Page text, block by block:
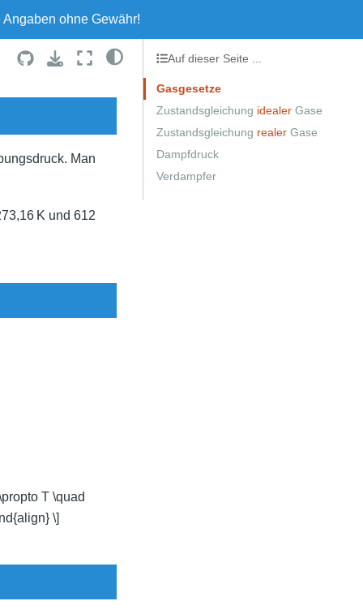
ohne Gewähr!
Man
K und 612
T \quad
\]
Auf dieser Seite ...
Gasgesetze
Zustandsgleichung idealer Gase
Zustandsgleichung realer Gase
Dampfdruck
Verdampfer